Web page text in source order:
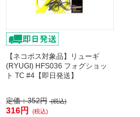
【ネコポス対象品】リューギ
(RYUGI) HFS036 フォグショッ
ト TC #4【即日発送】
定価：352円 (税込)
316円 (税込)